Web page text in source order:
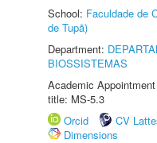
School: Faculdade de
de Tupã)
Department:
BIOSSISTEMAS
Academic
title: MS-5.3
Orcid
CV
Dimensions